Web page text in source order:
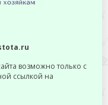
возможно только с
ссылкой на